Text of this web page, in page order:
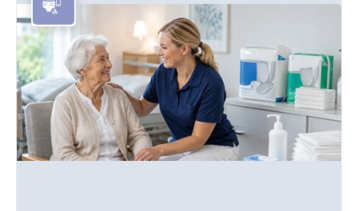
Pflegeprodukte & Windeln
Hochwertige Pflegeartikel und Inkontinenzprodukte für
professionelle Pflegeeinrichtungen.
Mehr erfahren